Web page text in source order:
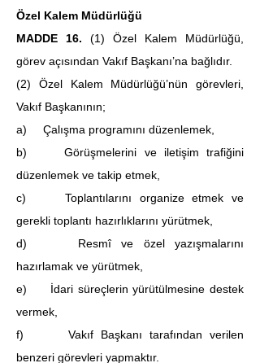
Özel Kalem Müdürlüğü
MADDE 16. (1) Özel Kalem Müdürlüğü,
görev açısından Vakıf Başkanı’na bağlıdır.
(2) Özel Kalem Müdürlüğü’nün görevleri,
Vakıf Başkanının;
a)     Çalışma programını düzenlemek,
b)     Görüşmelerini ve iletişim trafiğini
düzenlemek ve takip etmek,
c)     Toplantılarını organize etmek ve
gerekli toplantı hazırlıklarını yürütmek,
d)     Resmî ve özel yazışmalarını
hazırlamak ve yürütmek,
e)     İdari süreçlerin yürütülmesine destek
vermek,
f)      Vakıf Başkanı tarafından verilen
benzeri görevleri yapmaktır.